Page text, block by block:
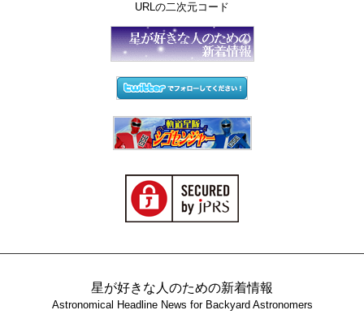
URLの二次元コード
星が好きな人のための新着情報
Astronomical Headline News for Backyard Astronomers